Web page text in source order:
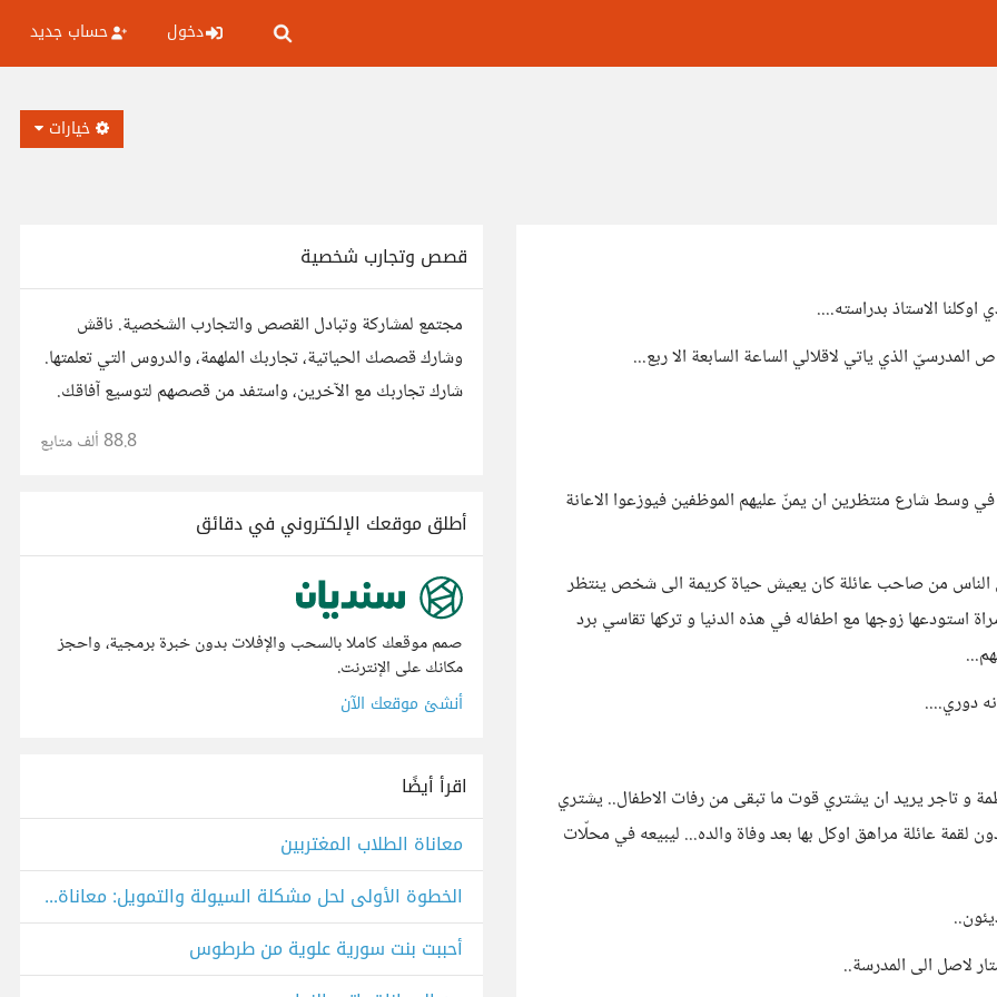
دخول حساب جديد
خيارات
اوكلنا الاستاذ بدراسته....
المدرسيّ الذي ياتي لاقلالي الساعة السابعة الا ربع...
وسط شارع منتظرين ان يمنّ عليهم الموظفين فيوزعوا الاعانة
من صاحب عائلة كان يعيش حياة كريمة الى شخص ينتظر
استودعها زوجها مع اطفاله في هذه الدنيا و تركها تقاسي برد
دوري....
و تاجر يريد ان يشتري قوت ما تبقى من رفات الاطفال.. يشتري
لقمة عائلة مراهق اوكل بها بعد وفاة والده... ليبيعه في محلّات
لاصل الى المدرسة..
قصص وتجارب شخصية
مجتمع لمشاركة وتبادل القصص والتجارب الشخصية. ناقش
وشارك قصصك الحياتية، تجاربك الملهمة، والدروس التي تعلمتها.
شارك تجاربك مع الآخرين، واستفد من قصصهم لتوسيع آفاقك.
88.8 ألف متابع
أطلق موقعك الإلكتروني في دقائق
صمم موقعك كاملا بالسحب والإفلات بدون خبرة برمجية، واحجز
مكانك على الإنترنت.
أنشئ موقعك الآن
اقرأ أيضًا
معاناة الطلاب المغتربين
الخطوة الأولى لحل مشكلة السيولة والتمويل: معاناة البحث عن وظيفة
أحببت بنت سورية علوية من طرطوس